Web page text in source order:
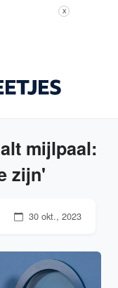
X
mijlpaal:
zijn'
30 okt., 2023